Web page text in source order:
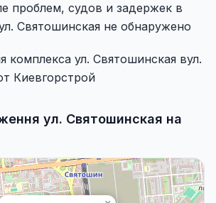
проблем, судов и задержек в
Святошинская не обнаружено
комплекса ул. Святошинская вул.
Киевгорстрой
ул. Святошинская на